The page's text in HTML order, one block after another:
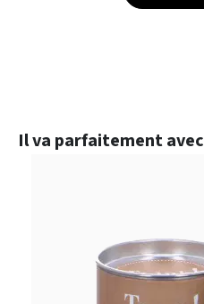
Ignorer la galerie de produits
Il va parfaitement avec